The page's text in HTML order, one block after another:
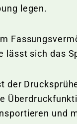
legen.
lässt sich das
der
und